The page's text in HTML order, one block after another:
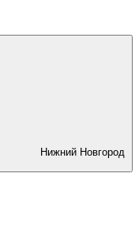
Нижний Новгород